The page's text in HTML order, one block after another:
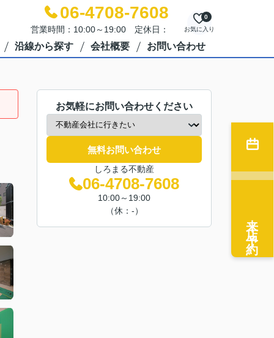
06-4708-7608
営業時間：10:00～19:00 定休日： お気に入り
0
沿線から探す 会社概要 お問い合わせ
お気軽にお問い合わせください
無料お問い合わせ
しろまる不動産
06-4708-7608
10:00～19:00
（休：-）
来店予約